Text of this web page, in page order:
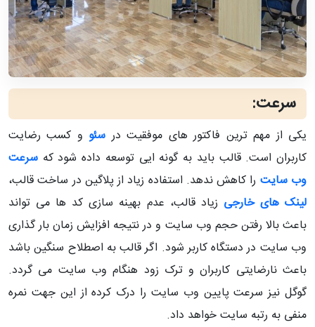
سرعت:
یکی از مهم ترین فاکتور های موفقیت در سئوو کسب رضایت
کاربران است. قالب باید به گونه ایی توسعه داده شود که سرعت
وب سایت را کاهش ندهد. استفاده زیاد از پلاگین در ساخت قالب،
لینک های خارجی زیاد قالب، عدم بهینه سازی کد ها می تواند
باعث بالا رفتن حجم وب سایت و در نتیجه افزایش زمان بار گذاری
وب سایت در دستگاه کاربر شود. اگر قالب به اصطلاح سنگین باشد
باعث نارضایتی کاربران و ترک زود هنگام وب سایت می گردد.
گوگل نیز سرعت پایین وب سایت را درک کرده از این جهت نمره
منفی به رتبه سایت خواهد داد.